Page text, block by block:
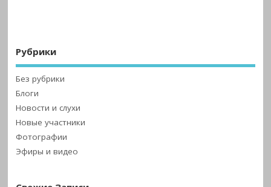
Рубрики
Без рубрики
Блоги
Новости и слухи
Новые участники
Фотографии
Эфиры и видео